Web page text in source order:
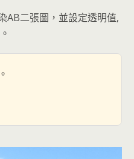
AB二張圖，並設定透明值,